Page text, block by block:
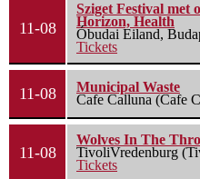
11-08
Sziget Festival met
Horizon, Health
Óbudai Eiland,
Tickets
11-08
Municipal Waste
Cafe Calluna (Cafe
11-08
Wolves In The
TivoliVredenburg
Tickets